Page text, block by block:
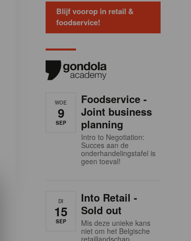
Blijf voorop in retail &
foodservice!
WOE
9
SEP
Foodservice -
Joint business
planning
Intro to Negotiation:
Succes aan de
onderhandelingstafel is
geen toeval!
DI
15
SEP
Into Retail -
Sold out
Mis deze unieke kans
niet om het Belgische